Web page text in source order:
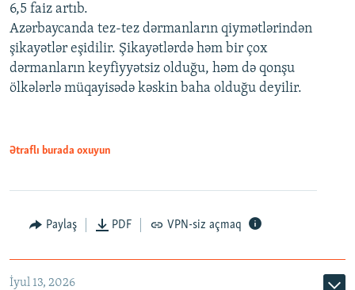
6,5 faiz artıb.
Azərbaycanda tez-tez dərmanların qiymətlərindən
şikayətlər eşidilir. Şikayətlərdə həm bir çox
dərmanların keyfiyyətsiz olduğu, həm də qonşu
ölkələrlə müqayisədə kəskin baha olduğu deyilir.
Ətraflı burada oxuyun
Paylaş PDF VPN-siz açmaq
İyul 13, 2026